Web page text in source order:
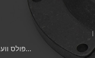
פּולס ווענטיל און דיאַפראַגם קיץ שיפּמענט ט...